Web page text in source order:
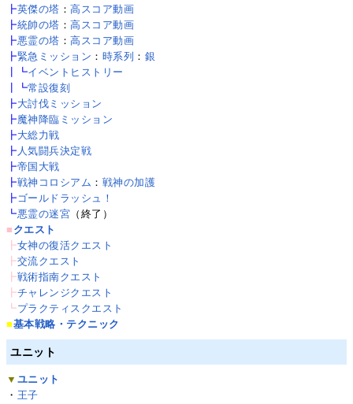
┣英傑の塔 ：高スコア動画
┣統帥の塔 ：高スコア動画
┣悪霊の塔 ：高スコア動画
┣緊急ミッション ： 時系列 ： 銀
┃┗イベントヒストリー
┃┗常設復刻
┣大討伐ミッション
┣魔神降臨ミッション
┣大総力戦
┣ 人気闘兵決定戦
┣帝国大戦
┣戦神コロシアム ： 戦神の加護
┣ ゴールドラッシュ！
┗悪霊の迷宮 （終了）
■ クエスト
┣女神の復活クエスト
┣交流クエスト
┣戦術指南クエスト
┣チャレンジクエスト
┗プラクティスクエスト
■基本戦略・テクニック
ユニット
▼ ユニット
・ 王子